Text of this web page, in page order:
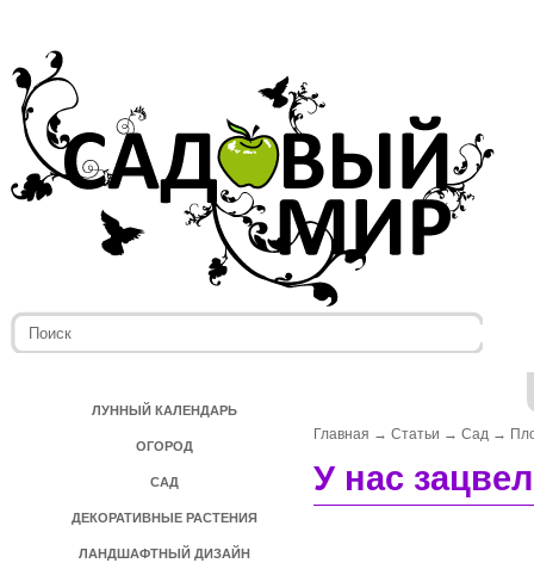
ЛУННЫЙ КАЛЕНДАРЬ
ОГОРОД
САД
ДЕКОРАТИВНЫЕ РАСТЕНИЯ
ЛАНДШАФТНЫЙ ДИЗАЙН
Главная → Статьи → Сад →
У нас